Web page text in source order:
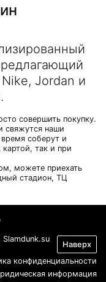
Jordan и
совершить покупку.
свяжутся наши
соберут и
так и при
можете приехать
стадион, ТЦ
Наверх
конфиденциальности
информация